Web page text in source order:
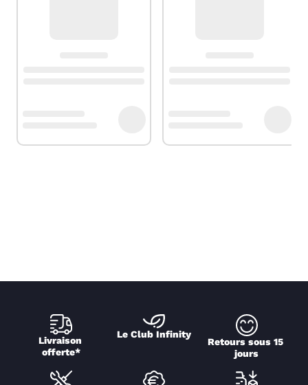
Livraison
offerte*
Le Club Infinity
Retours sous 15
jours